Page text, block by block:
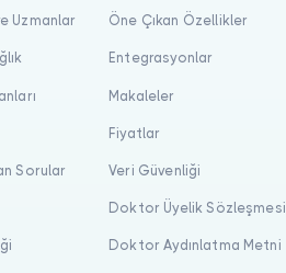
Uzmanlar
Sorular
Öne Çıkan Özellikler
Entegrasyonlar
Makaleler
Fiyatlar
Veri Güvenliği
Doktor Üyelik Sözleşmesi
Doktor Aydınlatma Metni